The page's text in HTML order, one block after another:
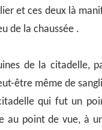
et ces deux là
de la chaussée .
de la citadelle,
être même de
qui fut un
au point de vue, à